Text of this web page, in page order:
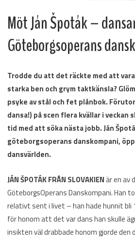
Möt Ján Špoták –
Göteborgsoperans
Trodde du att det räckte med att
starka ben och grym taktkänsla?
psyke av stål och fet plånbok.
dansa!) på scen flera kvällar i veckan
tid med att söka nästa jobb. Ján
göteborgsoperans danskompani,
dansvärlden.
JÁN ŠPOTÁK FRÅN SLOVAKIENär en av
GöteborgsOperans Danskompani. Han
relativt sent i livet – han hade hunnit bli
för honom att det var dans han skulle
insikten väl drabbade honom gjorde den